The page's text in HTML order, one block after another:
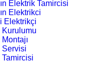
Elektrik Tamircisi
Elektrikci
Elektrikçi
Kurulumu
Servisi